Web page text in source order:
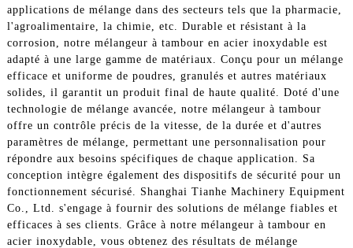
applications de mélange dans des secteurs tels que la pharmacie,
l'agroalimentaire, la chimie, etc. Durable et résistant à la
corrosion, notre mélangeur à tambour en acier inoxydable est
adapté à une large gamme de matériaux. Conçu pour un mélange
efficace et uniforme de poudres, granulés et autres matériaux
solides, il garantit un produit final de haute qualité. Doté d'une
technologie de mélange avancée, notre mélangeur à tambour
offre un contrôle précis de la vitesse, de la durée et d'autres
paramètres de mélange, permettant une personnalisation pour
répondre aux besoins spécifiques de chaque application. Sa
conception intègre également des dispositifs de sécurité pour un
fonctionnement sécurisé. Shanghai Tianhe Machinery Equipment
Co., Ltd. s'engage à fournir des solutions de mélange fiables et
efficaces à ses clients. Grâce à notre mélangeur à tambour en
acier inoxydable, vous obtenez des résultats de mélange